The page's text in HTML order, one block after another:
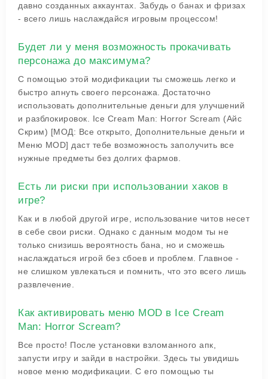
давно созданных аккаунтах. Забудь о банах и фризах
- всего лишь наслаждайся игровым процессом!
Будет ли у меня возможность прокачивать
персонажа до максимума?
С помощью этой модификации ты сможешь легко и
быстро апнуть своего персонажа. Достаточно
использовать дополнительные деньги для улучшений
и разблокировок. Ice Cream Man: Horror Scream (Айс
Скрим) [МОД: Все открыто, Дополнительные деньги и
Меню MOD] даст тебе возможность заполучить все
нужные предметы без долгих фармов.
Есть ли риски при использовании хаков в
игре?
Как и в любой другой игре, использование читов несет
в себе свои риски. Однако с данным модом ты не
только снизишь вероятность бана, но и сможешь
наслаждаться игрой без сбоев и проблем. Главное -
не слишком увлекаться и помнить, что это всего лишь
развлечение.
Как активировать меню MOD в Ice Cream
Man: Horror Scream?
Все просто! После установки взломанного апк,
запусти игру и зайди в настройки. Здесь ты увидишь
новое меню модификации. С его помощью ты